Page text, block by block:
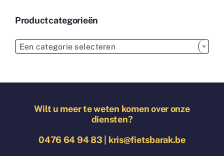
Productcategorieën
Een categorie selecteren
Wilt u meer te weten komen over onze
diensten?
0476 64 94 83| kris@fietsbarak.be